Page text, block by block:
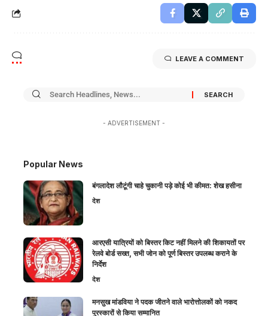
LEAVE A COMMENT
- ADVERTISEMENT -
Popular News
बंगलादेश लौटूंगी चाहे चुकानी पड़े कोई भी कीमत: शेख हसीना
देश
आरएसी यात्रियों को बिस्तर किट नहीं मिलने की शिकायतों पर
रेलवे बोर्ड सख्त, सभी जोन को पूर्ण बिस्तर उपलब्ध कराने के
निर्देश
देश
मनसुख मांडविया ने पदक जीतने वाले भारोत्तोलकों को नकद
पुरस्कारों से किया सम्मानित